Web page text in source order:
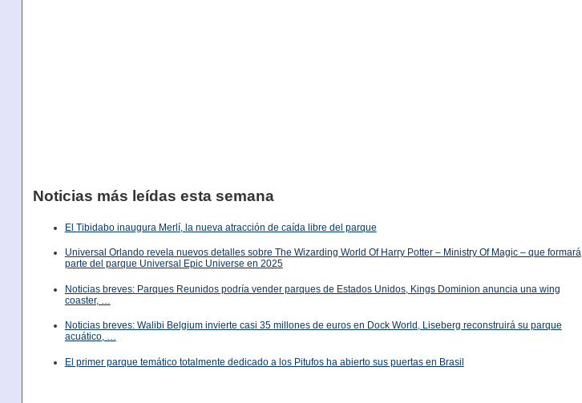
Noticias más leídas esta semana
El Tibidabo inaugura Merlí, la nueva atracción de caída libre del parque
Universal Orlando revela nuevos detalles sobre The Wizarding World Of Harry Potter – Ministry Of Magic – que formará
parte del parque Universal Epic Universe en 2025
Noticias breves: Parques Reunidos podría vender parques de Estados Unidos, Kings Dominion anuncia una wing
coaster, …
Noticias breves: Walibi Belgium invierte casi 35 millones de euros en Dock World, Liseberg reconstruirá su parque
acuático, …
El primer parque temático totalmente dedicado a los Pitufos ha abierto sus puertas en Brasil